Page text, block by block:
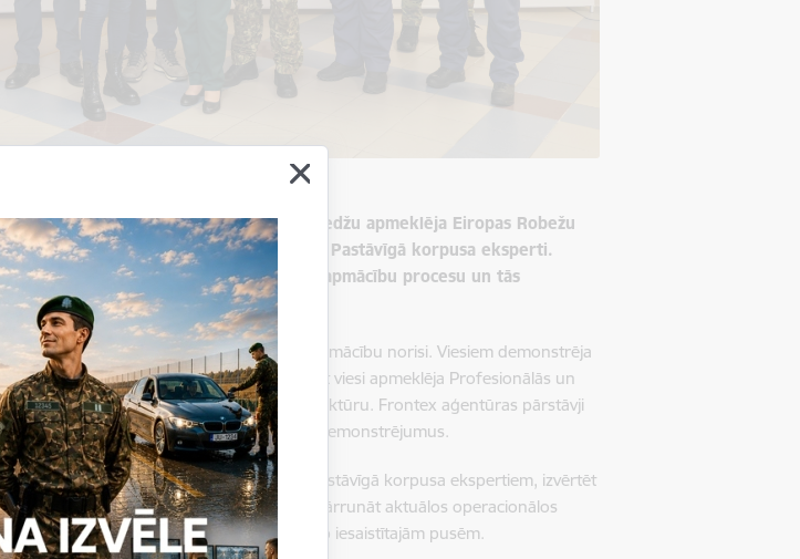
vizītes ietvaros Valsts robežsardzes koledžu apmeklēja Eiropas Robežu
- Frontex aģentūra) pārstāvji un Pastāvīgā korpusa eksperti.
informācija par koledžas darbību, apmācību procesu un tās
Valsts robežsardzes koledžas darbību un mācību norisi. Viesiem demonstrēja
iekārtas un tehniskos līdzekļus. Tāpat viesi apmeklēja Profesionālās un
ar kadetiem pielāgoto mācību infrastruktūru. Frontex aģentūras pārstāvji
vēroja kinologu un dienesta suņu paraugdemonstrējumus.
ar izvietotajiem Frontex aģentūras Pastāvīgā korpusa ekspertiem, izvērtēt
ar nacionālo kontaktpunktu, kā arī pārrunāt aktuālos operacionālos
un sekmēt efektīvu koordināciju starp iesaistītajām pusēm.